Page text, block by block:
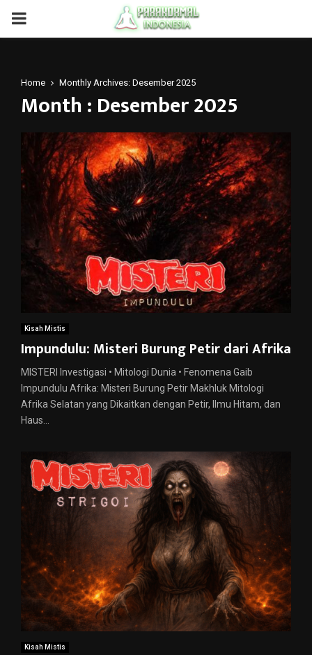
PRIMARY
Home Monthly Archives: Desember 2025
Month : Desember 2025
Kisah Mistis
Impundulu: Misteri Burung Petir dari Afrika
MISTERI Investigasi • Mitologi Dunia • Fenomena Gaib
Impundulu Afrika: Misteri Burung Petir Makhluk Mitologi
Afrika Selatan yang Dikaitkan dengan Petir, Ilmu Hitam, dan
Haus...
Kisah Mistis